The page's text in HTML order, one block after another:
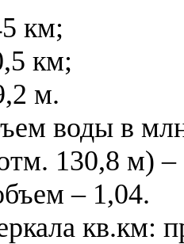
км;
км;
м.
воды в
130,8 м) –
– 1,04.
кв.км: